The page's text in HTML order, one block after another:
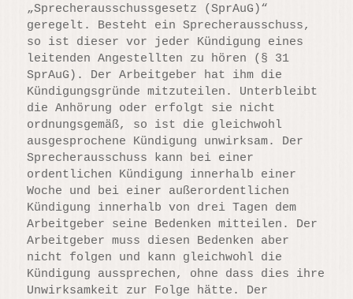
„Sprecherausschussgesetz (SprAuG)“
geregelt. Besteht ein Sprecherausschuss,
so ist dieser vor jeder Kündigung eines
leitenden Angestellten zu hören (§ 31
SprAuG). Der Arbeitgeber hat ihm die
Kündigungsgründe mitzuteilen. Unterbleibt
die Anhörung oder erfolgt sie nicht
ordnungsgemäß, so ist die gleichwohl
ausgesprochene Kündigung unwirksam. Der
Sprecherausschuss kann bei einer
ordentlichen Kündigung innerhalb einer
Woche und bei einer außerordentlichen
Kündigung innerhalb von drei Tagen dem
Arbeitgeber seine Bedenken mitteilen. Der
Arbeitgeber muss diesen Bedenken aber
nicht folgen und kann gleichwohl die
Kündigung aussprechen, ohne dass dies ihre
Unwirksamkeit zur Folge hätte. Der